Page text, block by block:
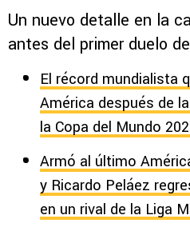
Un nuevo detalle en la
antes del primer duelo
El récord mundialista
América después de
la Copa del Mundo
Armó al último
y Ricardo Peláez
en un rival de la Liga